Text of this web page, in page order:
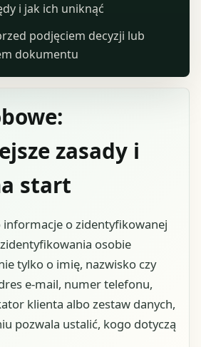
zasady i
start
informacje o zidentyfikowanej
osobie
tylko o imię, nazwisko czy
e-mail, numer telefonu,
klienta albo zestaw danych,
pozwala ustalić, kogo dotyczą
i jak ich uniknąć
podjęciem decyzji lub
dokumentu